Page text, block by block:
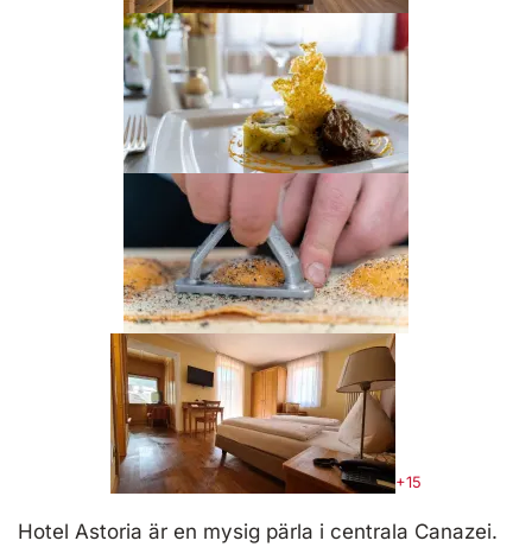
+15
Hotel Astoria är en mysig pärla i centrala Canazei.